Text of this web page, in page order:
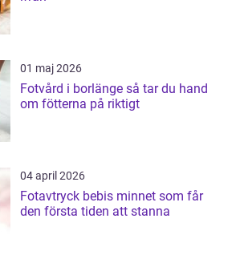
01 maj 2026
Fotvård i borlänge så tar du hand
om fötterna på riktigt
04 april 2026
Fotavtryck bebis minnet som får
den första tiden att stanna